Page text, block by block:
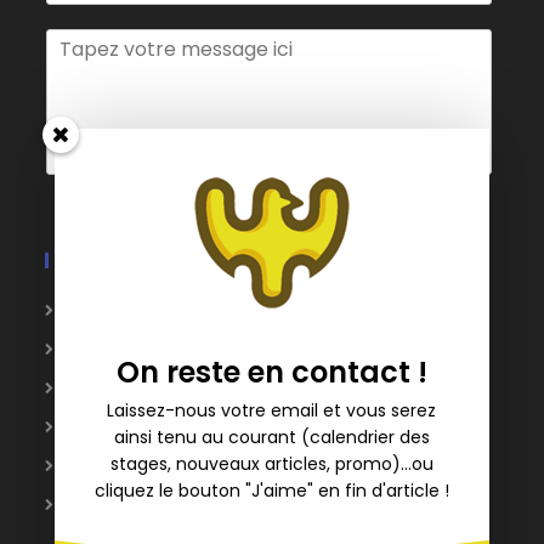
iV
e
m
a
e
un
nouvel
onglet
dans
un
nouvel
onglet
Club PeñonS’ouvre
dans
un
nouvel
Plan du siteS’ouvre
un
Balises FFVLS’ouvre
dans
Parapente AnnecyS’ouvre
On reste en contact !
Laissez-nous votre email et vous serez
ainsi tenu au courant (calendrier des
stages, nouveaux articles, promo)...ou
cliquez le bouton "J'aime" en fin d'article !